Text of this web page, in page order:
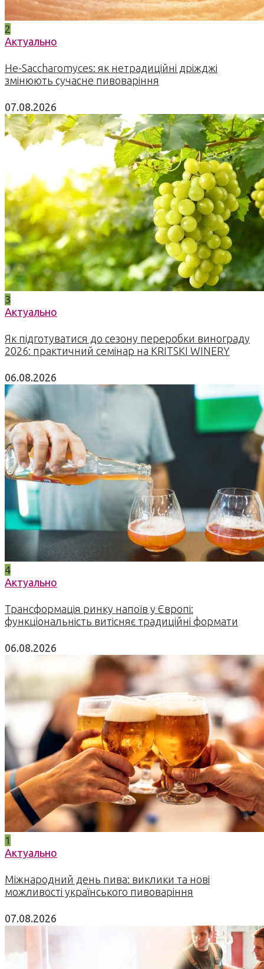
2
Актуально
Не-Saccharomyces: як нетрадиційні дріжджі
змінюють сучасне пивоваріння
07.08.2026
3
Актуально
Як підготуватися до сезону переробки винограду
2026: практичний семінар на KRITSKI WINERY
06.08.2026
4
Актуально
Трансформація ринку напоїв у Європі:
функціональність витісняє традиційні формати
06.08.2026
1
Актуально
Міжнародний день пива: виклики та нові
можливості українського пивоваріння
07.08.2026